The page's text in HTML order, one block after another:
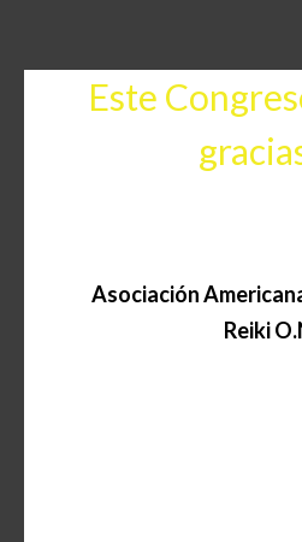
Este
Asociación
Reiki